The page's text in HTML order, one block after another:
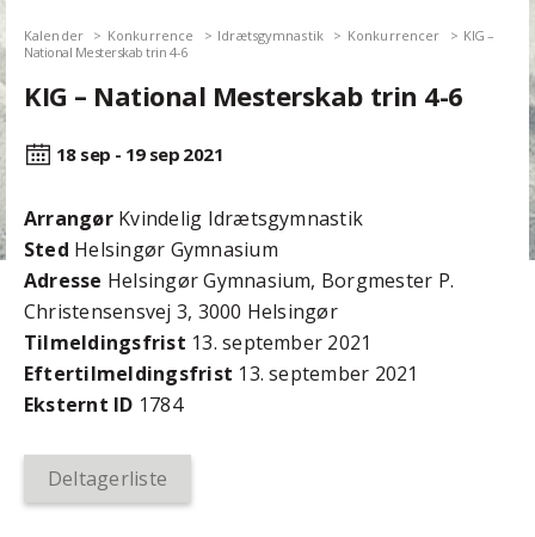
Kalender Konkurrence Idrætsgymnastik Konkurrencer
KIG –
National Mesterskab trin 4-6
KIG – National Mesterskab trin 4-6
18 sep - 19 sep 2021
ArrangørKvindelig Idrætsgymnastik
Sted Helsingør Gymnasium
Adresse Helsingør Gymnasium, Borgmester P.
Christensensvej 3, 3000 Helsingør
Tilmeldingsfrist 13. september 2021
Efter­tilmeldings­frist 13. september 2021
Eksternt ID 1784
Deltagerliste